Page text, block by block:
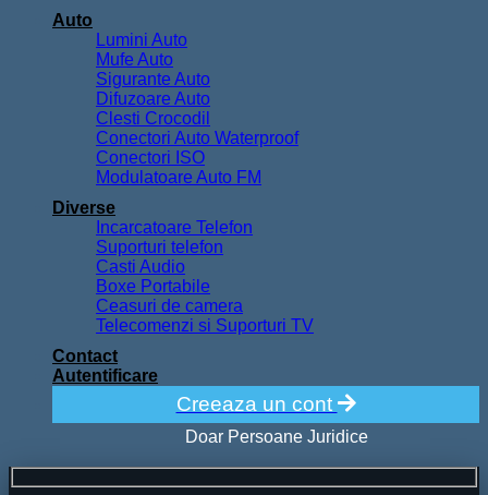
Auto
Lumini Auto
Mufe Auto
Sigurante Auto
Difuzoare Auto
Clesti Crocodil
Conectori Auto Waterproof
Conectori ISO
Modulatoare Auto FM
Diverse
Incarcatoare Telefon
Suporturi telefon
Casti Audio
Boxe Portabile
Ceasuri de camera
Telecomenzi si Suporturi TV
Contact
Autentificare
Creeaza un cont
Doar Persoane Juridice